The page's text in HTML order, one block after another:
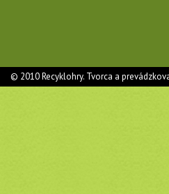
© 2010 Recyklohry. Tvorca a